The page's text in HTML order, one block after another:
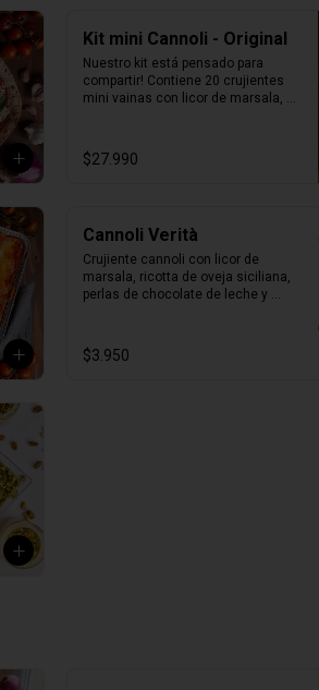
Kit mini Cannoli - Original
Nuestro kit está pensado para
compartir! Contiene 20 crujientes
mini vainas con licor de marsala,
confitada, marrasquino, pistacho y
una exquisita crema de pistacho.
$27.990
Cannoli Verità
Crujiente cannoli con licor de
marsala, ricotta de oveja siciliana,
perlas de chocolate de leche y
$3.950